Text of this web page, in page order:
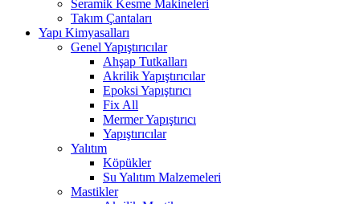
Seramik Kesme Makineleri
Takım Çantaları
Yapı Kimyasalları
Genel Yapıştırıcılar
Ahşap Tutkalları
Akrilik Yapıştırıcılar
Epoksi Yapıştırıcı
Fix All
Mermer Yapıştırıcı
Yapıştırıcılar
Yalıtım
Köpükler
Su Yalıtım Malzemeleri
Mastikler